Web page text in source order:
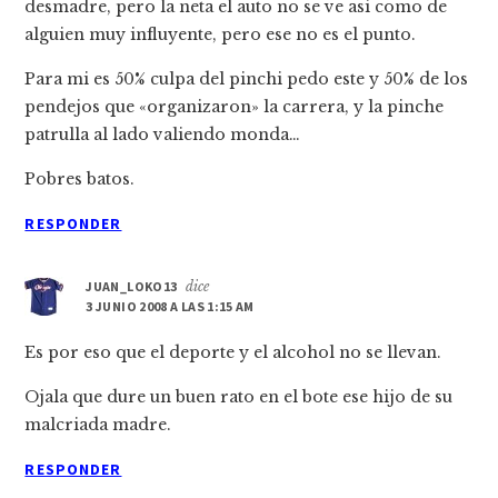
desmadre, pero la neta el auto no se ve asi como de
alguien muy influyente, pero ese no es el punto.
Para mi es 50% culpa del pinchi pedo este y 50% de los
pendejos que «organizaron» la carrera, y la pinche
patrulla al lado valiendo monda…
Pobres batos.
RESPONDER
JUAN_LOKO13 dice
3 JUNIO 2008 A LAS 1:15 AM
Es por eso que el deporte y el alcohol no se llevan.
Ojala que dure un buen rato en el bote ese hijo de su
malcriada madre.
RESPONDER